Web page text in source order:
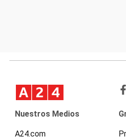
Nuestros Medios
A24.com